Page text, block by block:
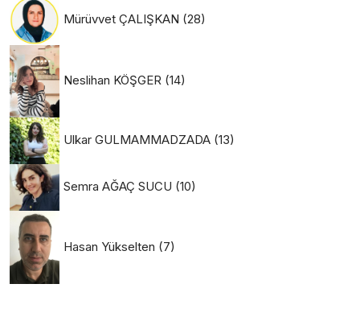
Mürüvvet ÇALIŞKAN (28)
Neslihan KÖŞGER (14)
Ulkar GULMAMMADZADA (13)
Semra AĞAÇ SUCU (10)
Hasan Yükselten (7)